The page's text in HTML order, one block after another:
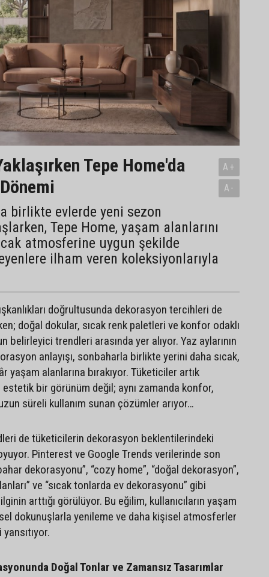
Tepe Home'da
birlikte evlerde yeni sezon
Tepe Home, yaşam alanlarını
atmosferine uygun şekilde
ilham veren koleksiyonlarıyla
A+
A-
doğrultusunda dekorasyon tercihleri de
doğal dokular, sıcak renk paletleri ve konfor odaklı
belirleyici trendleri arasında yer alıyor. Yaz aylarının
anlayışı, sonbaharla birlikte yerini daha sıcak,
yaşam alanlarına bırakıyor. Tüketiciler artık
estetik bir görünüm değil; aynı zamanda konfor,
süreli kullanım sunan çözümler arıyor…
de tüketicilerin dekorasyon beklentilerindeki
Pinterest ve Google Trends verilerinde son
dekorasyonu”, “cozy home”, “doğal dekorasyon”,
ve “sıcak tonlarda ev dekorasyonu” gibi
arttığı görülüyor. Bu eğilim, kullanıcıların yaşam
dokunuşlarla yenileme ve daha kişisel atmosferler
Doğal Tonlar ve Zamansız Tasarımlar